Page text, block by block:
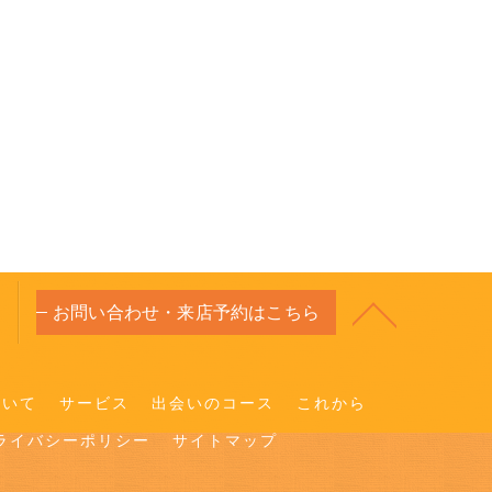
お問い合わせ・来店予約はこちら
て サービス 出会いのコース これから
イバシーポリシー サイトマップ